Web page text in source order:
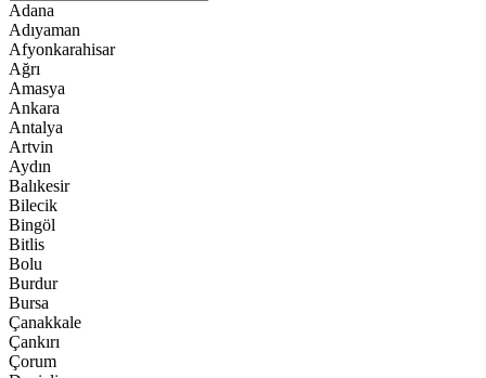
Adana
Adıyaman
Afyonkarahisar
Ağrı
Amasya
Ankara
Antalya
Artvin
Aydın
Balıkesir
Bilecik
Bingöl
Bitlis
Bolu
Burdur
Bursa
Çanakkale
Çankırı
Çorum